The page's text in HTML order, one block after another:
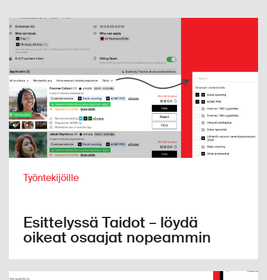
Työntekijöille
Esittelyssä Taidot – löydä
oikeat osaajat nopeammin